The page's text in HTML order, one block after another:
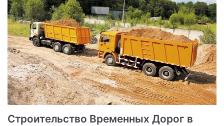
Строительство Временных Дорог в